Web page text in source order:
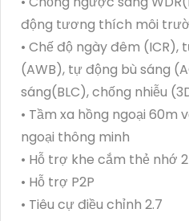
động tương thích môi
• Chế độ ngày đêm
(AWB), tự động bù sáng
sáng(BLC), chống nhiễu
• Tầm xa hồng ngoại 60m
ngoại thông minh
• Hỗ trợ khe cắm thẻ nhớ
• Hỗ trợ P2P
• Tiêu cự điều chỉnh 2.7